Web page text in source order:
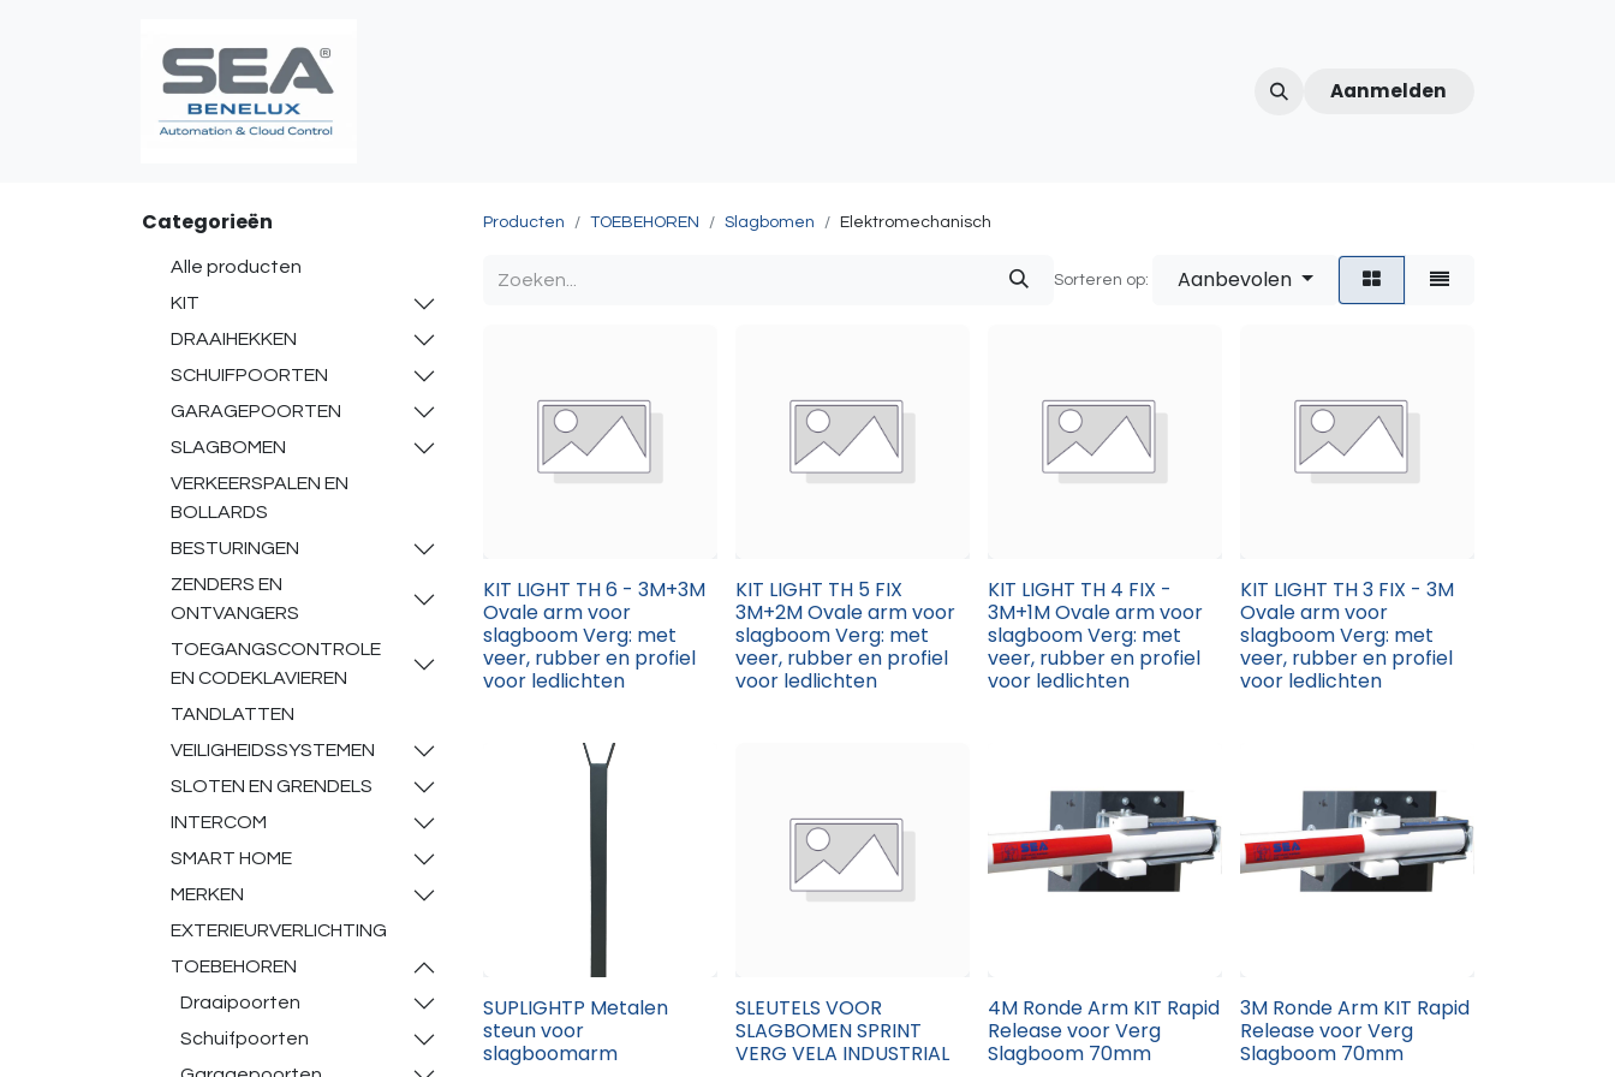
Over ons Afspraak
Aanmelden
Categorieën
Alle producten
KIT
DRAAIHEKKEN
SCHUIFPOORTEN
GARAGEPOORTEN
SLAGBOMEN
VERKEERSPALEN EN
BOLLARDS
BESTURINGEN
ZENDERS EN
ONTVANGERS
TOEGANGSCONTROLE
EN CODEKLAVIEREN
TANDLATTEN
VEILIGHEIDSSYSTEMEN
SLOTEN EN GRENDELS
INTERCOM
SMART HOME
MERKEN
EXTERIEURVERLICHTING
TOEBEHOREN
Draaipoorten
Schuifpoorten
Producten TOEBEHOREN Slagbomen Elektromechanisch
Sorteren op: Aanbevolen
KIT LIGHT TH 6 - 3M+3M
Ovale arm voor
slagboom Verg: met
veer, rubber en profiel
voor ledlichten
KIT LIGHT TH 5 FIX
3M+2M Ovale arm voor
slagboom Verg: met
veer, rubber en profiel
voor ledlichten
KIT LIGHT TH 4 FIX -
3M+1M Ovale arm voor
slagboom Verg: met
veer, rubber en profiel
voor ledlichten
KIT LIGHT TH 3 FIX - 3M
Ovale arm voor
slagboom Verg: met
veer, rubber en profiel
voor ledlichten
SUPLIGHTP Metalen
steun voor
slagboomarm
SLEUTELS VOOR
SLAGBOMEN SPRINT
VERG VELA INDUSTRIAL
4M Ronde Arm KIT Rapid
Release voor Verg
Slagboom 70mm
3M Ronde Arm KIT Rapid
Release voor Verg
Slagboom 70mm